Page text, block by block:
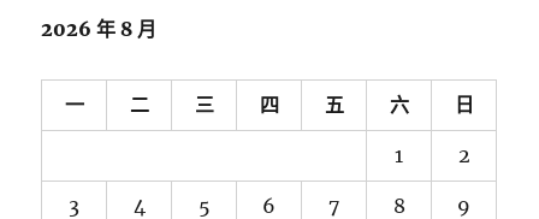
2026 年 8 月
一 二 三 四 五 六 日
1 2
3 4 5 6 7 8 9